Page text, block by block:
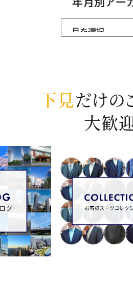
下見だけの
大歓迎